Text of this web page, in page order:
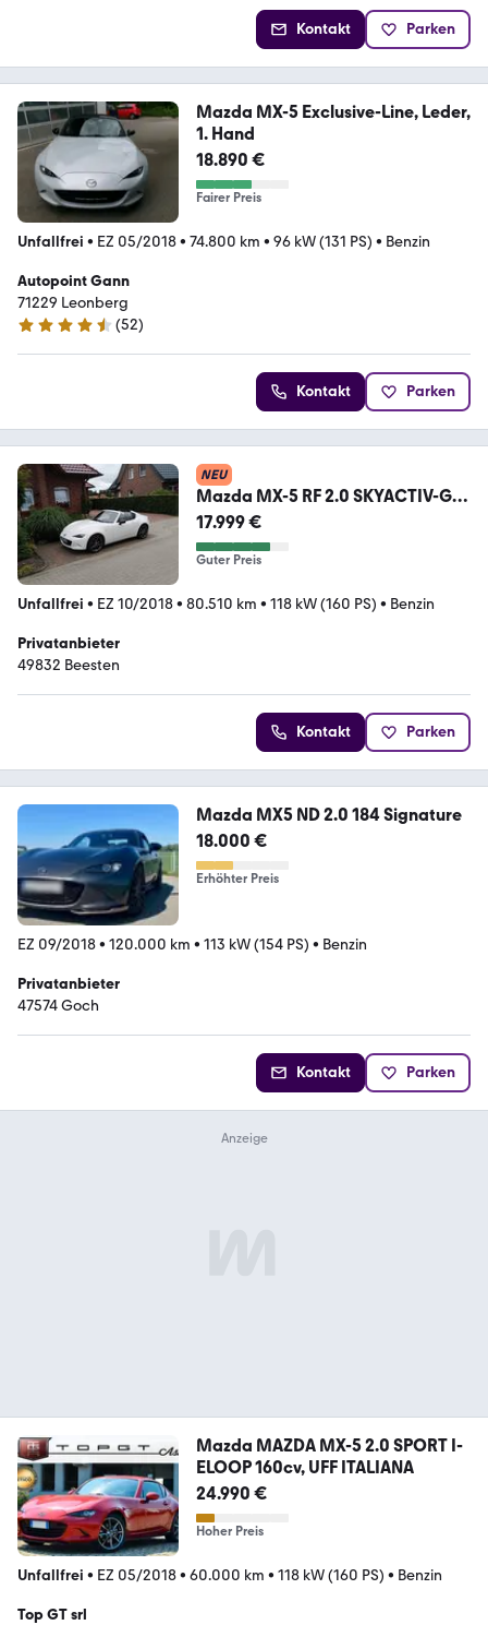
Kontakt Parken
Mazda MX-5 Exclusive-Line, Leder,
1. Hand
18.890 €
Fairer Preis
Unfallfrei • EZ 05/2018• 74.800 km • 96 kW (131 PS) • Benzin
Autopoint Gann
71229 Leonberg
4.6 Sterne
(52)
Kontakt Parken
NEU
Mazda MX-5 RF 2.0 SKYACTIV-G
160 Sports-Line Sport...
17.999 €
Guter Preis
Unfallfrei • EZ 10/2018• 80.510 km • 118 kW (160 PS) • Benzin
Privatanbieter
49832 Beesten
Kontakt Parken
Mazda MX5 ND 2.0 184 Signature
18.000 €
Erhöhter Preis
EZ 09/2018• 120.000 km • 113 kW (154 PS) • Benzin
Privatanbieter
47574 Goch
Kontakt Parken
Mazda MAZDA MX-5 2.0 SPORT I-
ELOOP 160cv, UFF ITALIANA
24.990 €
Hoher Preis
Unfallfrei • EZ 05/2018• 60.000 km • 118 kW (160 PS) • Benzin
Top GT srl